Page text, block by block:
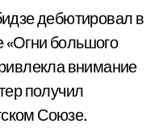
дебютировал в
большого
внимание
получил
Союзе.